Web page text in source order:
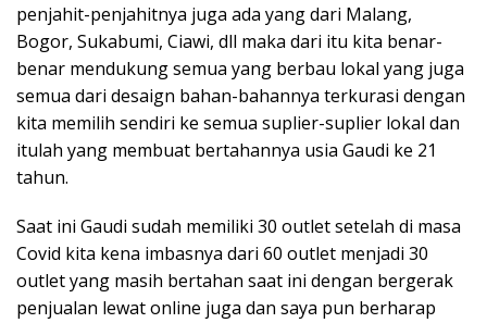
penjahit-penjahitnya juga ada yang dari Malang,
Bogor, Sukabumi, Ciawi, dll maka dari itu kita benar-
benar mendukung semua yang berbau lokal yang juga
semua dari desaign bahan-bahannya terkurasi dengan
kita memilih sendiri ke semua suplier-suplier lokal dan
itulah yang membuat bertahannya usia Gaudi ke 21
tahun.
Saat ini Gaudi sudah memiliki 30 outlet setelah di masa
Covid kita kena imbasnya dari 60 outlet menjadi 30
outlet yang masih bertahan saat ini dengan bergerak
penjualan lewat online juga dan saya pun berharap